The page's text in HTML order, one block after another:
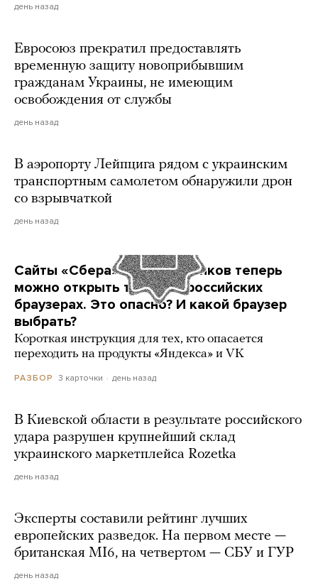
день назад
Евросоюз прекратил предоставлять
временную защиту новоприбывшим
гражданам Украины, не имеющим
освобождения от службы
день назад
В аэропорту Лейпцига рядом с украинским
транспортным самолетом обнаружили дрон
со взрывчаткой
день назад
Сайты «Сбера» и других банков теперь
можно открыть только в российских
браузерах. Это опасно? И какой браузер
выбрать?
Короткая инструкция для тех, кто опасается
переходить на продукты «Яндекса» и VK
РАЗБОР 3 карточки день назад
В Киевской области в результате российского
удара разрушен крупнейший склад
украинского маркетплейса Rozetka
день назад
Эксперты составили рейтинг лучших
европейских разведок. На первом месте —
британская MI6, на четвертом — СБУ и ГУР
день назад